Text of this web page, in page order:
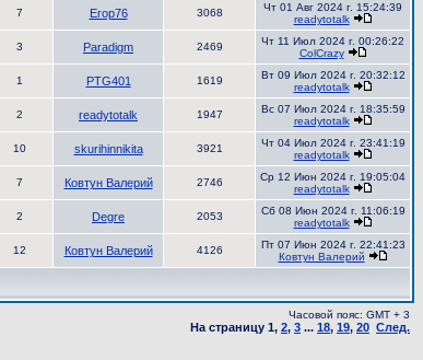
7 Егор76 3068
Чт 01 Авг 2024 г. 15:24:39
readytotalk
3 Paradigm 2469
Чт 11 Июл 2024 г. 00:26:22
ColCrazy
1 PTG401 1619
Вт 09 Июл 2024 г. 20:32:12
readytotalk
2 readytotalk 1947
Вс 07 Июл 2024 г. 18:35:59
readytotalk
10 skurihinnikita 3921
Чт 04 Июл 2024 г. 23:41:19
readytotalk
7 Ковтун Валерий 2746
Ср 12 Июн 2024 г. 19:05:04
readytotalk
2 Degre 2053
Сб 08 Июн 2024 г. 11:06:19
readytotalk
12 Ковтун Валерий 4126
Пт 07 Июн 2024 г. 22:41:23
Ковтун Валерий
Часовой пояс: GMT + 3
На страницу 1, 2, 3 ... 18, 19, 20 След.